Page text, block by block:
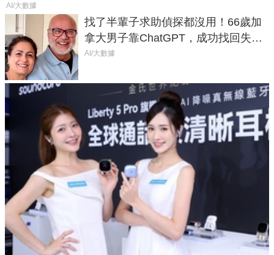
AI/大數據
找了半輩子求助偵探都沒用！66歲加
拿大男子靠ChatGPT，成功找回失散
50年家人
AI/大數據